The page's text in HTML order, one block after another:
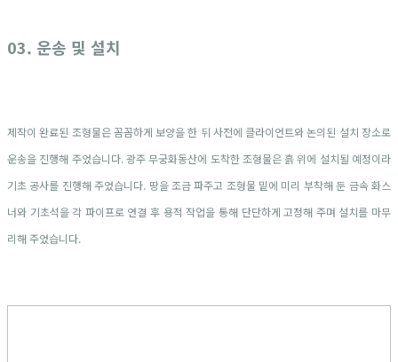
03. 운송 및 설치
제작이 완료된 조형물은 꼼꼼하게 보양을 한 뒤 사전에 클라이언트와 논의된 설치 장소로
운송을 진행해 주었습니다. 광주 무궁화동산에 도착한 조형물은 흙 위에 설치될 예정이라
기초 공사를 진행해 주었습니다. 땅을 조금 파주고 조형물 밑에 미리 부착해 둔 금속 화스
너와 기초석을 각 파이프로 연결 후 용적 작업을 통해 단단하게 고정해 주며 설치를 마무
리해 주었습니다.